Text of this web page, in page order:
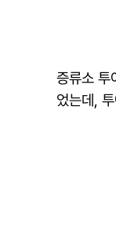
증류소 투
었는데,